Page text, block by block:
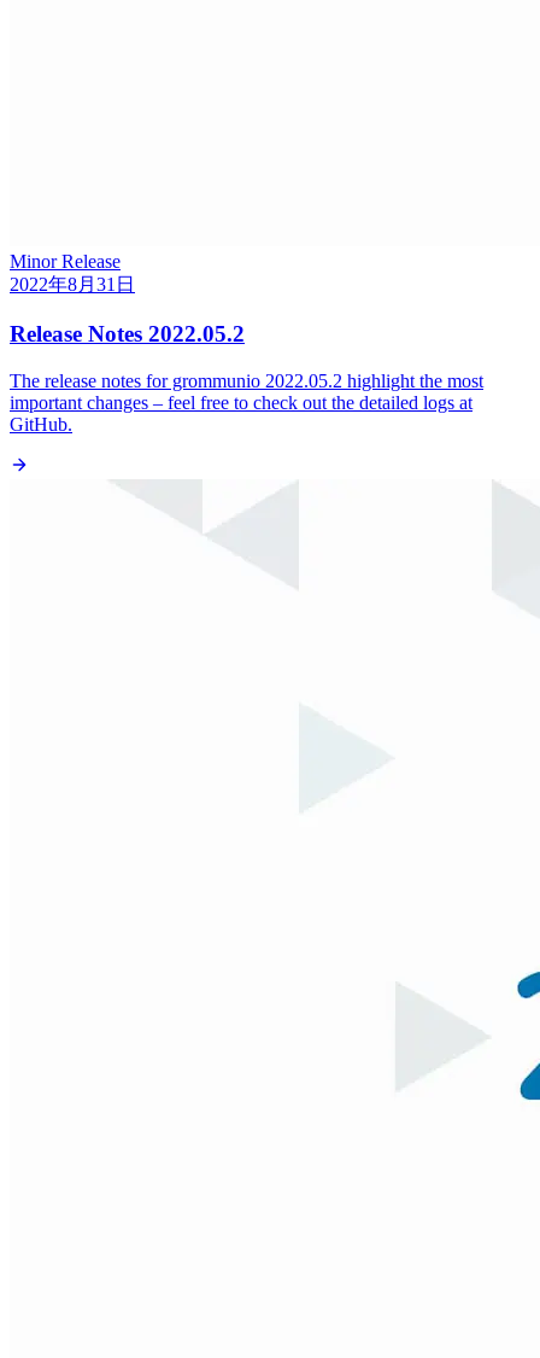
Minor Release
2022年8月31日
Release Notes 2022.05.2
The release notes for grommunio 2022.05.2 highlight the most
important changes – feel free to check out the detailed logs at
GitHub.